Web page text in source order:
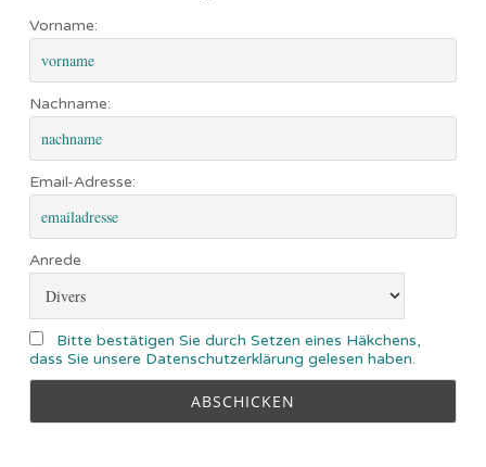
Vorname:
Nachname:
Email-Adresse:
Anrede
Bitte bestätigen Sie durch Setzen eines Häkchens,
dass Sie unsere Datenschutzerklärung gelesen haben.